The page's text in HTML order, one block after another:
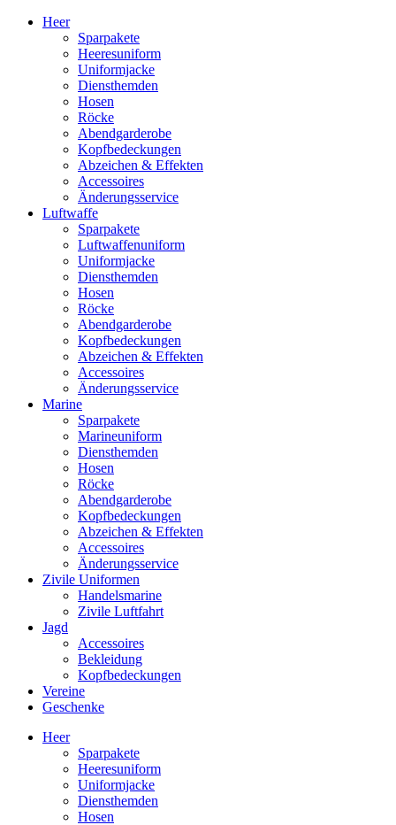
Heer
Sparpakete
Heeresuniform
Uniformjacke
Diensthemden
Hosen
Röcke
Abendgarderobe
Kopfbedeckungen
Abzeichen & Effekten
Accessoires
Änderungsservice
Luftwaffe
Sparpakete
Luftwaffenuniform
Uniformjacke
Diensthemden
Hosen
Röcke
Abendgarderobe
Kopfbedeckungen
Abzeichen & Effekten
Accessoires
Änderungsservice
Marine
Sparpakete
Marineuniform
Diensthemden
Hosen
Röcke
Abendgarderobe
Kopfbedeckungen
Abzeichen & Effekten
Accessoires
Änderungsservice
Zivile Uniformen
Handelsmarine
Zivile Luftfahrt
Jagd
Accessoires
Bekleidung
Kopfbedeckungen
Vereine
Geschenke
Heer
Sparpakete
Heeresuniform
Uniformjacke
Diensthemden
Hosen